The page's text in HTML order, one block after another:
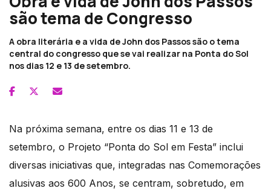
são tema de Congresso
A obra literária e a vida de John dos Passos são o tema
central do congresso que se vai realizar na Ponta do Sol
nos dias 12 e 13 de setembro.
Na próxima semana, entre os dias 11 e 13 de
setembro, o Projeto “Ponta do Sol em Festa” inclui
diversas iniciativas que, integradas nas Comemorações
alusivas aos 600 Anos, se centram, sobretudo, em